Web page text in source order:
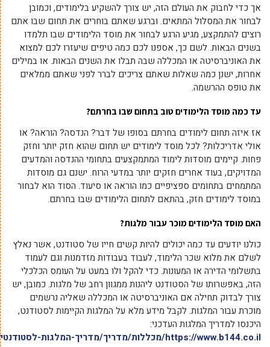
אך כדי לחבוק את העולם הזה, יש צורך להשקיע בלימודים, וכמובן
לבחור את המסלול המתאים. וברגע שאתם בוחרים את תחום שבו אתם
רוצים להתמקצע, מגיע הרגע לבחור את מוסד הלימודים שבו תלמדו
בשנים הבאות. לשם כך, אספנו לכם כמה טיפים שיעזרו לכם למצוא
את האוניברסיטה או המכללה שבה תבלו את השנים הבאות. או במילים
אחרות, ישנן כמה שאלות שאתם צריכים לברר לפני שאתם ממלאים
את טופס ההרשמה.
עד כמה מוסד הלימודים טוב בתחום שבו בחרתם?
אז איזה תחום לימודים בחרתם בסופו של דבר? הנדסה? הוראה? או
אולי אדריכלות? לכל מוסד לימודים יש תחום שהוא חזק יותר וחזק
פחות. קיימים מוסדות לימוד המתמקצעים בתחומי ההנדסה והמדעים
המדויקים, בעוד אחרים חזקים יותר במדעי הרוח. ישנם גם מוסדות
המתמחים בתחומים ספציפיים כמו הוראה או סיעוד. הסוד הוא לבחור
במוסד לימודים חזק, בהתאם לתחום הלימודים שבו בחרתם.
האם מוסד הלימודים מוכר עבור מלגות?
כולנו יודעים עד כמה יכולים להיות קשים חייו של סטודנט, אשר נאלץ
לשלם את מלוא שכר הלימוד, לעבוד בעבודות מזדמנות וגם לעמוד
בתשלומי הדירה או המעונות. כדי להקל ולו במעט על העומס הכלכלי
הזה, באפשרותו של הסטודנט ליהנות ממגוון רחב של מלגות. כמובן, יש
צורך לבדוק תחילה אם האוניברסיטה או המכללה שאליה נרשמים
מוכרת עבור המלגות. לקבל מידע מלא על המלגות הקיימות לסטודנט,
היכנסו למדריך המלגות העדכני:
https://www.b144.co.il/מכללות/מדריך/מדריך-המלגות-לסטודנטים/